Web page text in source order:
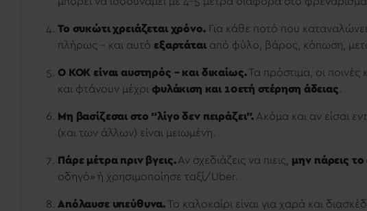
Το συκώτι χρειάζεται χρόνο.Για κάθε ποτό που
πλήρως – και αυτό εξαρτάταιαπό φύλο, βάρος, κόπωση,
Ο ΚΟΚ είναι αυστηρός – και δικαίως.Τα πρόστιμα, οι ποινές
και φτάνουν μέχρι φυλάκιση και 10ετή στέρηση άδειας.
Μη βασίζεσαι στο “λίγο δεν πειράζει”. Ακόμα και αν είσαι
(και των άλλων) είναι μειωμένη.
Πάρε μέτρα πριν βγεις.Αν σχεδιάζεις να πιεις, μην πάρεις το
οδηγό» ή χρησιμοποίησε ταξί/Uber.
Απόλαυσε υπεύθυνα. Το καλοκαίρι είναι για χαρά και